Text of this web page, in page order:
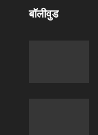
बॉलीवुड